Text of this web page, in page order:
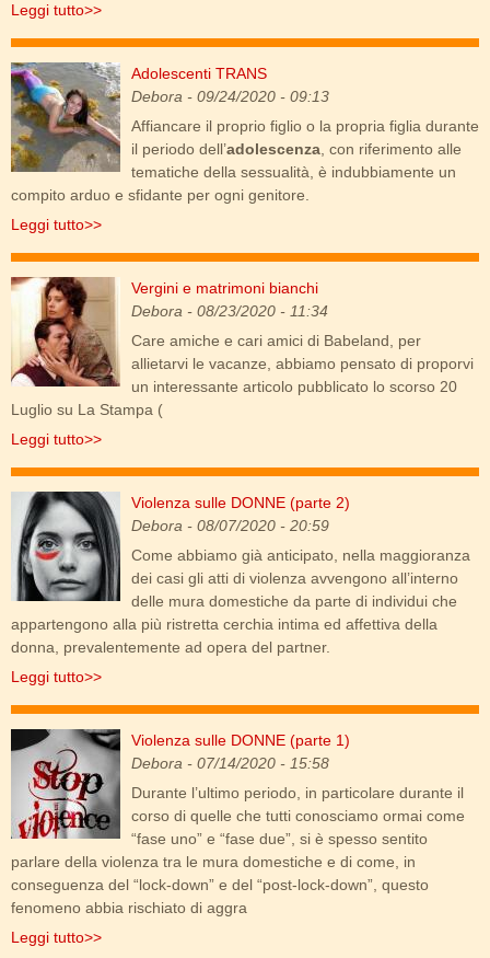
Leggi tutto>>
sirena.jpg
Adolescenti TRANS
Debora - 09/24/2020 - 09:13
Affiancare il proprio figlio o la propria figlia durante
il periodo dell’adolescenza, con riferimento alle
tematiche della sessualità, è indubbiamente un
compito arduo e sfidante per ogni genitore.
Leggi tutto>>
una-giornata-particolare.jpg
Vergini e matrimoni bianchi
Debora - 08/23/2020 - 11:34
Care amiche e cari amici di Babeland, per
allietarvi le vacanze, abbiamo pensato di proporvi
un interessante articolo pubblicato lo scorso 20
Luglio su La Stampa (
Leggi tutto>>
violenza-donne-1024x682.jpg
Violenza sulle DONNE (parte 2)
Debora - 08/07/2020 - 20:59
Come abbiamo già anticipato, nella maggioranza
dei casi gli atti di violenza avvengono all’interno
delle mura domestiche da parte di individui che
appartengono alla più ristretta cerchia intima ed affettiva della
donna, prevalentemente ad opera del partner.
Leggi tutto>>
violenza-donne-1200x600.jpg
Violenza sulle DONNE (parte 1)
Debora - 07/14/2020 - 15:58
Durante l’ultimo periodo, in particolare durante il
corso di quelle che tutti conosciamo ormai come
“fase uno” e “fase due”, si è spesso sentito
parlare della violenza tra le mura domestiche e di come, in
conseguenza del “lock-down” e del “post-lock-down”, questo
fenomeno abbia rischiato di aggra
Leggi tutto>>